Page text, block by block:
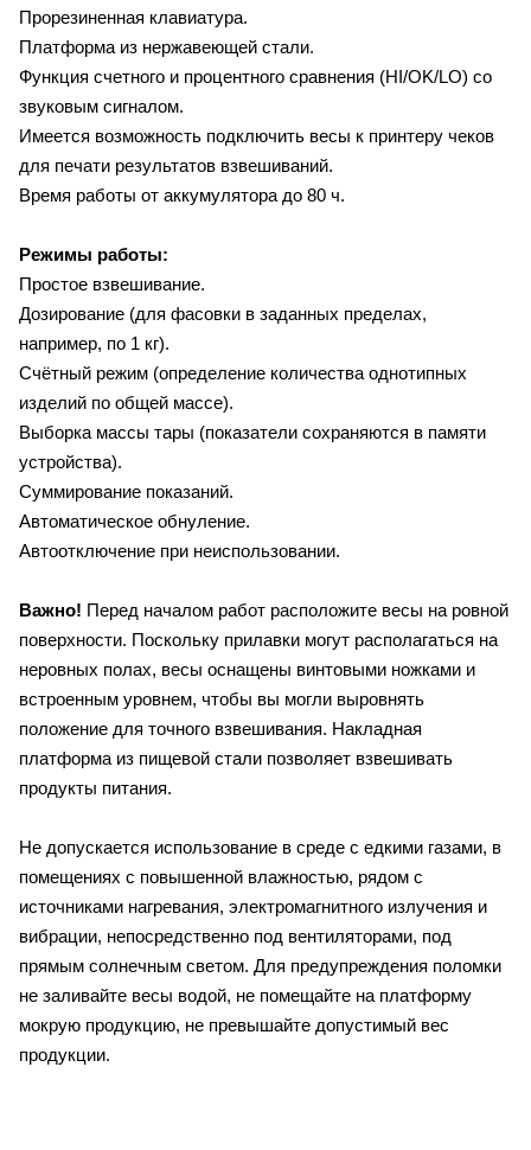
Прорезиненная клавиатура.
Платформа из нержавеющей стали.
Функция счетного и процентного сравнения (HI/OK/LO) со
звуковым сигналом.
Имеется возможность подключить весы к принтеру чеков
для печати результатов взвешиваний.
Время работы от аккумулятора до 80 ч.
Режимы работы:
Простое взвешивание.
Дозирование (для фасовки в заданных пределах,
например, по 1 кг).
Счётный режим (определение количества однотипных
изделий по общей массе).
Выборка массы тары (показатели сохраняются в памяти
устройства).
Суммирование показаний.
Автоматическое обнуление.
Автоотключение при неиспользовании.
Важно! Перед началом работ расположите весы на ровной
поверхности. Поскольку прилавки могут располагаться на
неровных полах, весы оснащены винтовыми ножками и
встроенным уровнем, чтобы вы могли выровнять
положение для точного взвешивания. Накладная
платформа из пищевой стали позволяет взвешивать
продукты питания.
Не допускается использование в среде с едкими газами, в
помещениях с повышенной влажностью, рядом с
источниками нагревания, электромагнитного излучения и
вибрации, непосредственно под вентиляторами, под
прямым солнечным светом. Для предупреждения поломки
не заливайте весы водой, не помещайте на платформу
мокрую продукцию, не превышайте допустимый вес
продукции.